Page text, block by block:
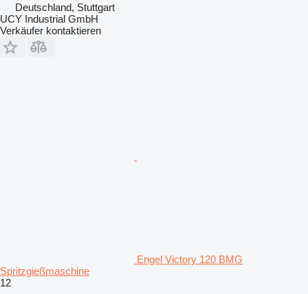
Deutschland, Stuttgart
UCY Industrial GmbH
Verkäufer kontaktieren
Engel Victory 120 BMG
Spritzgießmaschine
12